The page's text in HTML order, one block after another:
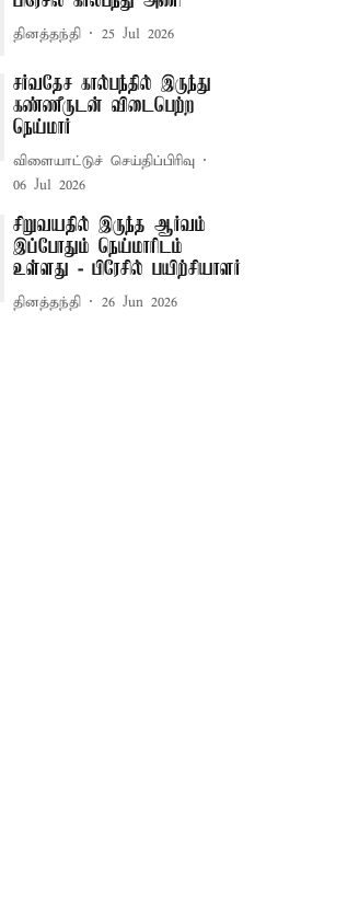
தினத்தந்தி 25 Jul 2026
சர்வதேச கால்பந்தில் இருந்து
கண்ணீருடன் விடைபெற்ற
நெய்மார்
விளையாட்டுச் செய்திப்பிரிவு
06 Jul 2026
சிறுவயதில் இருந்த ஆர்வம்
இப்போதும் நெய்மாரிடம்
உள்ளது - பிரேசில் பயிற்சியாளர்
தினத்தந்தி 26 Jun 2026